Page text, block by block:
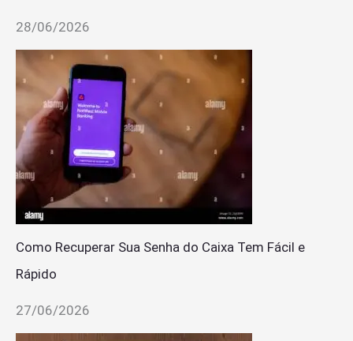
28/06/2026
Como Recuperar Sua Senha do Caixa Tem Fácil e
Rápido
27/06/2026